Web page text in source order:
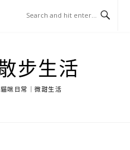
步生活
咪日常｜微甜生活